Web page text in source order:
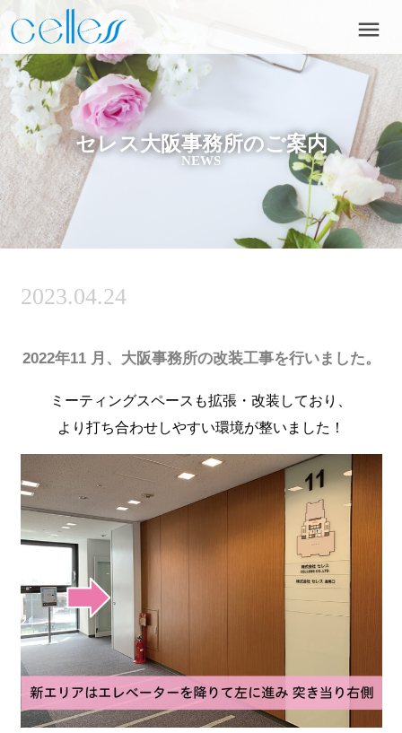
セレス大阪事務所のご案内
NEWS
menu
2023.04.24
2022年11 月、大阪事務所の改装工事を行いました。
ミーティングスペースも拡張・改装しており、
より打ち合わせしやすい環境が整いました！